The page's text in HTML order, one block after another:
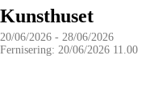
Kunsthuset
20/06/2026 - 28/06/2026
Fernisering: 20/06/2026 11.00